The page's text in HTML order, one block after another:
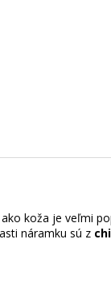
koža je veľmi
náramku sú z